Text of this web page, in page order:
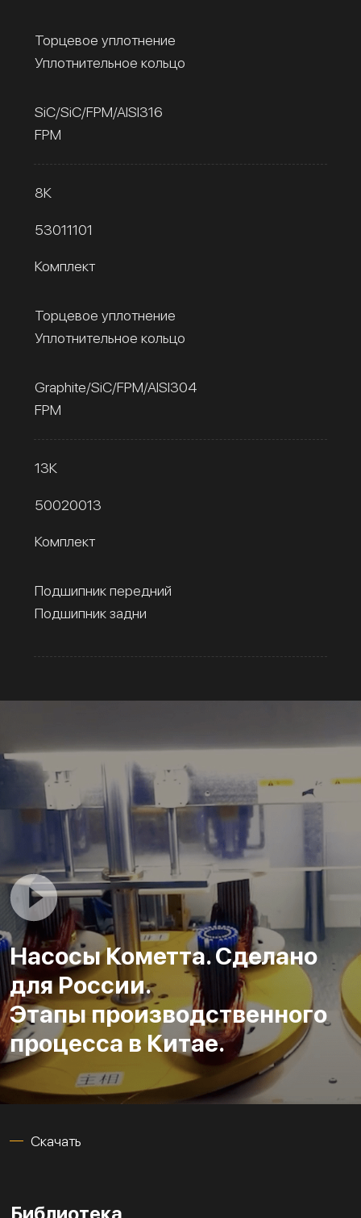
Торцевое уплотнение
Уплотнительное кольцо
SiC/SiC/FPM/AISI316
FPM
8К
53011101
Комплект
Торцевое уплотнение
Уплотнительное кольцо
Graphite/SiC/FPM/AISI304
FPM
13К
50020013
Комплект
Подшипник передний
Подшипник задни
Насосы Кометта. Сделано
для России.
Этапы производственного
процесса в Китае.
Скачать